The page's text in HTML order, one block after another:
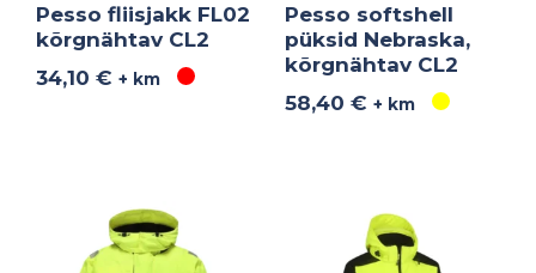
Pesso fliisjakk FL02
kõrgnähtav CL2
34,10€ + km
Pesso softshell
püksid Nebraska,
kõrgnähtav CL2
58,40 € + km